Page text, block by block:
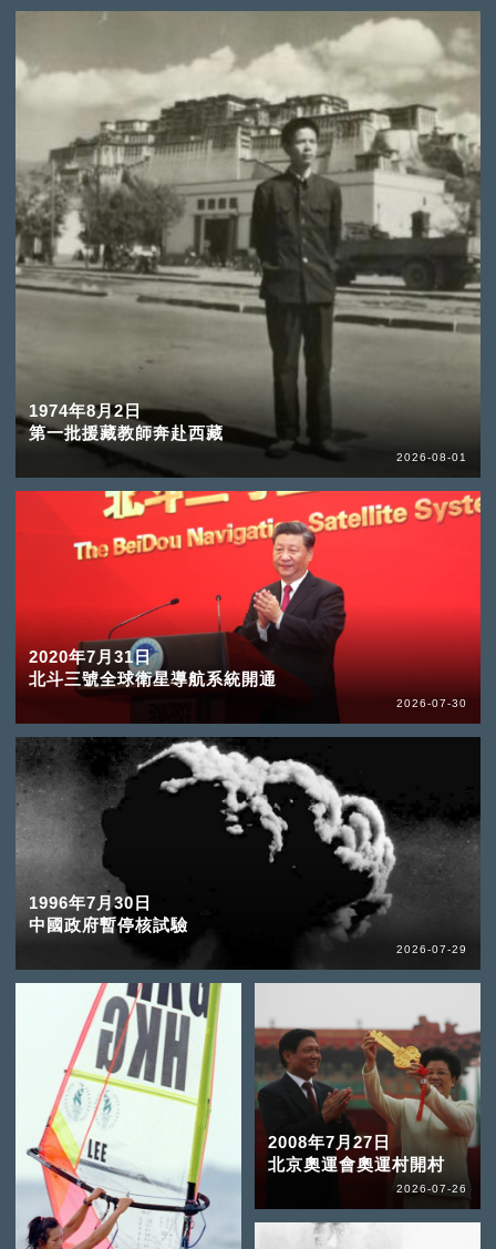
1974年8月2日
第一批援藏教師奔赴西藏
2026-08-01
2020年7月31日
北斗三號全球衛星導航系統開通
2026-07-30
1996年7月30日
中國政府暫停核試驗
2026-07-29
2008年7月27日
北京奧運會奧運村開村
2026-07-26